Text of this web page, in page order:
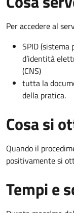
Per accedere al
SPID
d’identità
(CNS)
tutta la
della pratica.
Cosa si
Quando il
positivamente si
Tempi e